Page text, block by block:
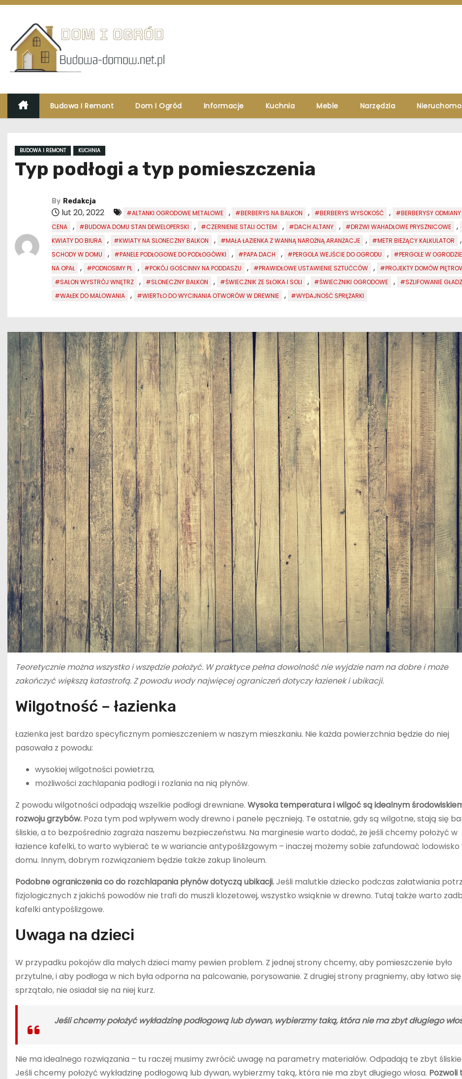
S
n
Budowa I Remont Dom I Ogród Informacje Kuchnia Meble Narzędzia
BUDOWA I REMONT KUCHNIA
Typ podłogi a typ pomieszczenia
By Redakcja
lut 20, 2022 #ALTANKI OGRODOWE METALOWE , #BERBERYS NA BALKON , #BERBERYS WYSOKOŚĆ , #BERBERYSY ODMIANY
CENA
, #BUDOWA DOMU STAN DEWELOPERSKI , #CZERNIENIE STALI OCTEM , #DACH ALTANY , #DRZWI WAHADŁOWE PRYSZNICOWE ,
KWIATY DO BIURA
, #KWIATY NA SLONECZNY BALKON , #MAŁA ŁAZIENKA Z WANNĄ NAROŻNĄ ARANŻACJE , #METR BIEŻĄCY KALKULATOR ,
SCHODY W DOMU
, #PANELE PODŁOGOWE DO PODŁOGÓWKI , #PAPA DACH , #PERGOLA WEJŚCIE DO OGRODU , #PERGOLE W OGRODZIE
NA OPAŁ
, #PODNOSIMY PL , #POKÓJ GOŚCINNY NA PODDASZU , #PRAWIDŁOWE USTAWIENIE SZTUĆCÓW , #PROJEKTY DOMÓW
#SALON WYSTRÓJ WNĘTRZ , #SLONECZNY BALKON , #ŚWIECZNIK ZE SŁOIKA I SOLI , #ŚWIECZNIKI OGRODOWE , #SZLIFOWANIE
#WAŁEK DO MALOWANIA , #WIERTŁO DO WYCINANIA OTWORÓW W DREWNIE , #WYDAJNOŚĆ SPRĘŻARKI
Teoretycznie można wszystko i wszędzie położyć. W praktyce pełna dowolność nie wyjdzie nam na dobre i może
zakończyć większą katastrofą. Z powodu wody najwięcej ograniczeń dotyczy łazienek i ubikacji.
Wilgotność – łazienka
Łazienka jest bardzo specyficznym pomieszczeniem w naszym mieszkaniu. Nie każda powierzchnia będzie do niej
pasowała z powodu:
wysokiej wilgotności powietrza,
możliwości zachlapania podłogi i rozlania na nią płynów.
Z powodu wilgotności odpadają wszelkie podłogi drewniane. Wysoka temperatura i wilgoć są idealnym
rozwoju grzybów. Poza tym pod wpływem wody drewno i panele pęcznieją. Te ostatnie, gdy są wilgotne, stają się
śliskie, a to bezpośrednio zagraża naszemu bezpieczeństwu. Na marginesie warto dodać, że jeśli chcemy położyć w
łazience kafelki, to warto wybierać te w wariancie antypoślizgowym – inaczej możemy sobie zafundować lodowisko
domu. Innym, dobrym rozwiązaniem będzie także zakup linoleum.
Podobne ograniczenia co do rozchlapania płynów dotyczą ubikacji.Jeśli malutkie dziecko podczas załatwiania
fizjologicznych z jakichś powodów nie trafi do muszli klozetowej, wszystko wsiąknie w drewno. Tutaj także warto
kafelki antypoślizgowe.
Uwaga na dzieci
W przypadku pokojów dla małych dzieci mamy pewien problem. Z jednej strony chcemy, aby pomieszczenie było
przytulne, i aby podłoga w nich była odporna na palcowanie, porysowanie. Z drugiej strony pragniemy, aby łatwo
sprzątało, nie osiadał się na niej kurz.
Jeśli chcemy położyć wykładzinę podłogową lub dywan, wybierzmy taką, która nie ma zbyt długiego
Nie ma idealnego rozwiązania – tu raczej musimy zwrócić uwagę na parametry materiałów. Odpadają te zbyt śliskie.
Jeśli chcemy położyć wykładzinę podłogową lub dywan, wybierzmy taką, która nie ma zbyt długiego włosa. Pozwoli